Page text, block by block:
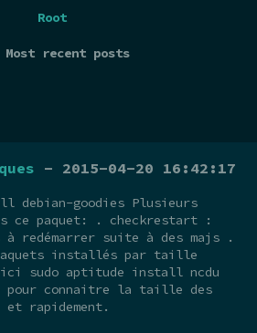
Root
recent posts
- 2015-04-20 16:42:17
debian-goodies Plusieurs
ce paquet: . checkrestart :
redémarrer suite à des majs .
installés par taille
ici sudo aptitude install ncdu
pour connaitre la taille des
rapidement.